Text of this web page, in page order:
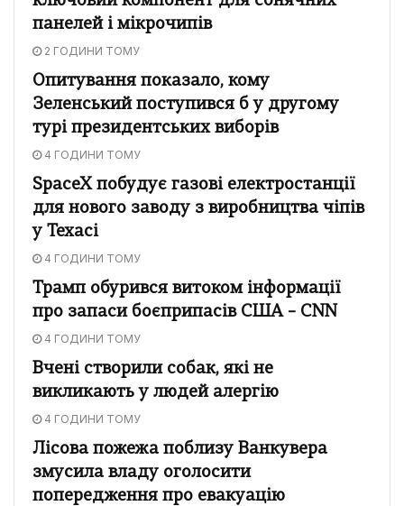
панелей і мікрочипів
2 ГОДИНИ ТОМУ
Опитування показало, кому
Зеленський поступився б у другому
турі президентських виборів
4 ГОДИНИ ТОМУ
SpaceX побудує газові електростанції
для нового заводу з виробництва чіпів
у Техасі
4 ГОДИНИ ТОМУ
Трамп обурився витоком інформації
про запаси боєприпасів США – CNN
4 ГОДИНИ ТОМУ
Вчені створили собак, які не
викликають у людей алергію
4 ГОДИНИ ТОМУ
Лісова пожежа поблизу Ванкувера
змусила владу оголосити
попередження про евакуацію